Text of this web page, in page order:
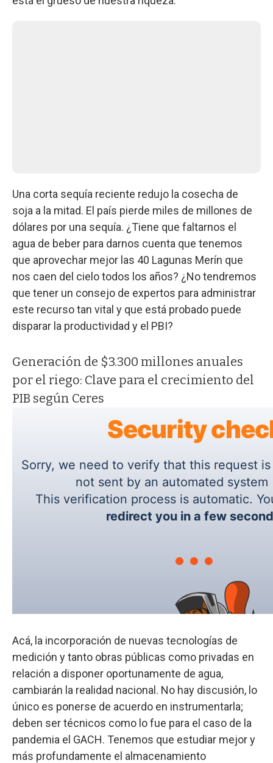
Una corta sequía reciente redujo la cosecha de
soja a la mitad. El país pierde miles de millones de
dólares por una sequía. ¿Tiene que faltarnos el
agua de beber para darnos cuenta que tenemos
que aprovechar mejor las 40 Lagunas Merín que
nos caen del cielo todos los años? ¿No tendremos
que tener un consejo de expertos para administrar
este recurso tan vital y que está probado puede
disparar la productividad y el PBI?
Generación de $3.300 millones anuales
por el riego: Clave para el crecimiento del
PIB según Ceres
Acá, la incorporación de nuevas tecnologías de
medición y tanto obras públicas como privadas en
relación a disponer oportunamente de agua,
cambiarán la realidad nacional. No hay discusión, lo
único es ponerse de acuerdo en instrumentarla;
deben ser técnicos como lo fue para el caso de la
pandemia el GACH. Tenemos que estudiar mejor y
más profundamente el almacenamiento